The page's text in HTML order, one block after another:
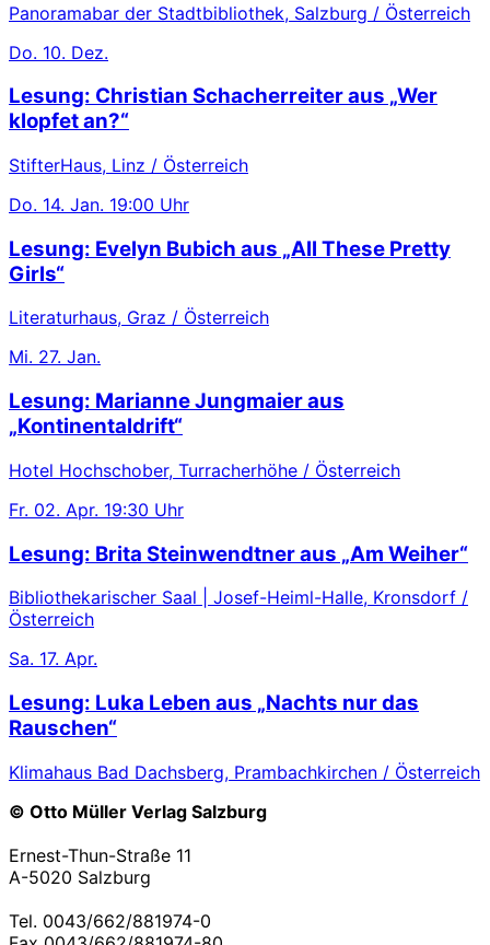
Panoramabar der Stadtbibliothek, Salzburg / Österreich
Do. 10. Dez.
Lesung: Christian Schacherreiter aus „Wer
klopfet an?“
StifterHaus, Linz / Österreich
Do. 14. Jan. 19:00 Uhr
Lesung: Evelyn Bubich aus „All These Pretty
Girls“
Literaturhaus, Graz / Österreich
Mi. 27. Jan.
Lesung: Marianne Jungmaier aus
„Kontinentaldrift“
Hotel Hochschober, Turracherhöhe / Österreich
Fr. 02. Apr. 19:30 Uhr
Lesung: Brita Steinwendtner aus „Am Weiher“
Bibliothekarischer Saal | Josef-Heiml-Halle, Kronsdorf /
Österreich
Sa. 17. Apr.
Lesung: Luka Leben aus „Nachts nur das
Rauschen“
Klimahaus Bad Dachsberg, Prambachkirchen / Österreich
© Otto Müller Verlag Salzburg
Ernest-Thun-Straße 11
A-5020 Salzburg
Tel. 0043/662/881974-0